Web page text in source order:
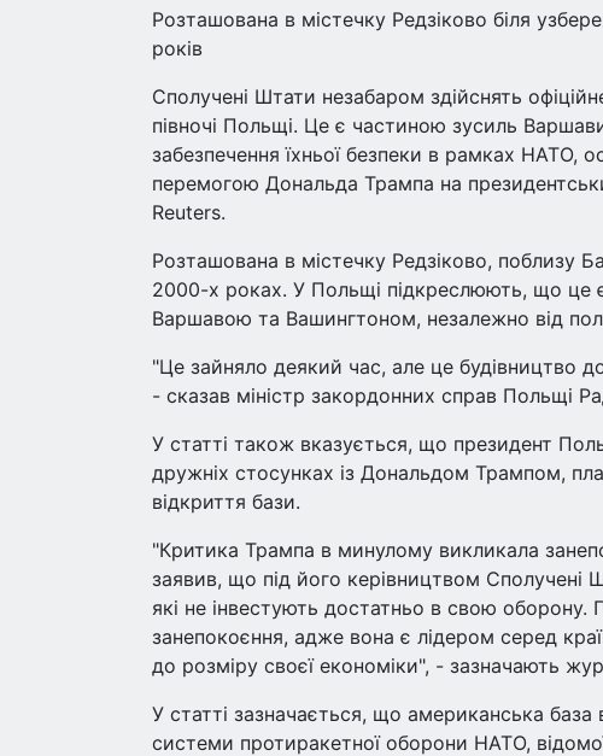
Розташована в містечку Редзіково біля
років
Сполучені Штати незабаром здійснять
півночі Польщі. Це є частиною зусиль
забезпечення їхньої безпеки в рамках НАТО,
перемогою Дональда Трампа на
Reuters.
Розташована в містечку Редзіково, поблизу
2000-х роках. У Польщі підкреслюють, що це
Варшавою та Вашингтоном, незалежно від
"Це зайняло деякий час, але це будівництво
- сказав міністр закордонних справ Польщі
У статті також вказується, що президент
дружніх стосунках із Дональдом Трампом,
відкриття бази.
"Критика Трампа в минулому викликала
заявив, що під його керівництвом Сполучені
які не інвестують достатньо в свою
занепокоєння, адже вона є лідером серед
до розміру своєї економіки", - зазначають
У статті зазначається, що американська
системи протиракетної оборони НАТО,